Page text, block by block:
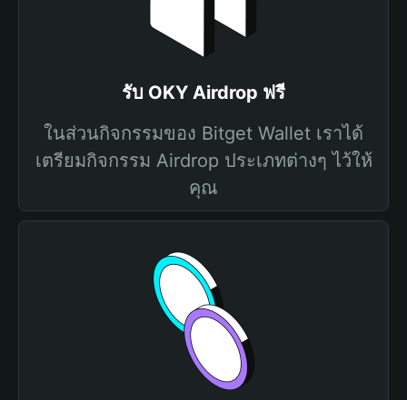
รับ OKY Airdrop ฟรี
ในส่วนกิจกรรมของ Bitget Wallet เราได้
เตรียมกิจกรรม Airdrop ประเภทต่างๆ ไว้ให้
คุณ